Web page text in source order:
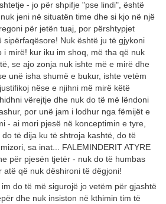
- jo për shpifje "pse lindi", është
jeni në situatën time dhe si kjo në një
për jetën tuaj, por përshtypjet
sipërfaqësore! Nuk është ju të gjykoni
i mirë! kur iku im shoq, më tha që nuk
se ajo zonja nuk ishte më e mirë dhe
unë isha shumë e bukur, ishte vetëm
nëse e njihni më mirë këtë
vërejtje dhe nuk do të më lëndoni
por unë jam i lodhur nga fëmijët e
- ai mori pjesë në konceptimin e tyre,
të dija ku të shtroja kashtë, do të
sa inat... FALEMINDERIT ATYRE
për pjesën tjetër - nuk do të humbas
atë që nuk dëshironi të dëgjoni!
do të më sigurojë jo vetëm për gjashtë
dhe nuk insiston në kthimin tim të